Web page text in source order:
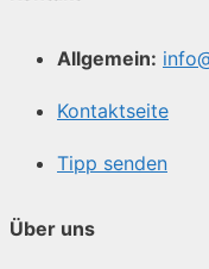
Allgemein:
Kontaktseite
Tipp senden
Über uns